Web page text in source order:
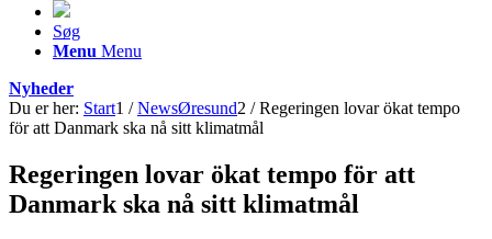
Søg
Menu Menu
Nyheder
Du er her: Start1 / NewsØresund2 / Regeringen lovar ökat tempo
för att Danmark ska nå sitt klimatmål
Regeringen lovar ökat tempo för att
Danmark ska nå sitt klimatmål